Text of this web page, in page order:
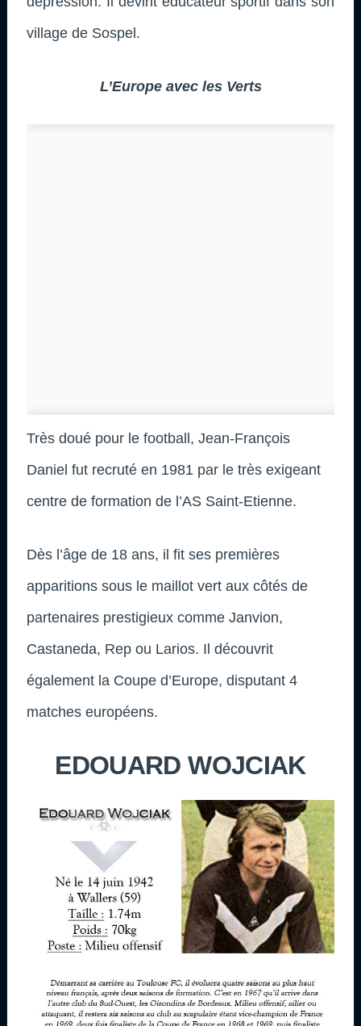
village de Sospel.
L’Europe avec les Verts
Très doué pour le football, Jean-François
Daniel fut recruté en 1981 par le très exigeant
centre de formation de l’AS Saint-Etienne.
Dès l’âge de 18 ans, il fit ses premières
apparitions sous le maillot vert aux côtés de
partenaires prestigieux comme Janvion,
Castaneda, Rep ou Larios. Il découvrit
également la Coupe d’Europe, disputant 4
matches européens.
EDOUARD WOJCIAK